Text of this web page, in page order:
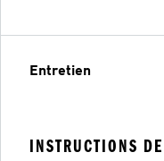
Entretien
INSTRUCTIONS